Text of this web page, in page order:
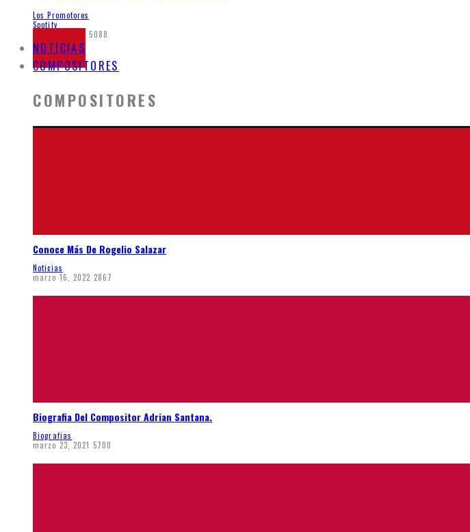
Los Promotores
Spotify
5088
NOTICIAS
COMPOSITORES
COMPOSITORES
Conoce Más De Rogelio Salazar
Noticias
marzo 16, 2022 2867
Biografia Del Compositor Adrian Santana.
Biografias
marzo 23, 2021 5700